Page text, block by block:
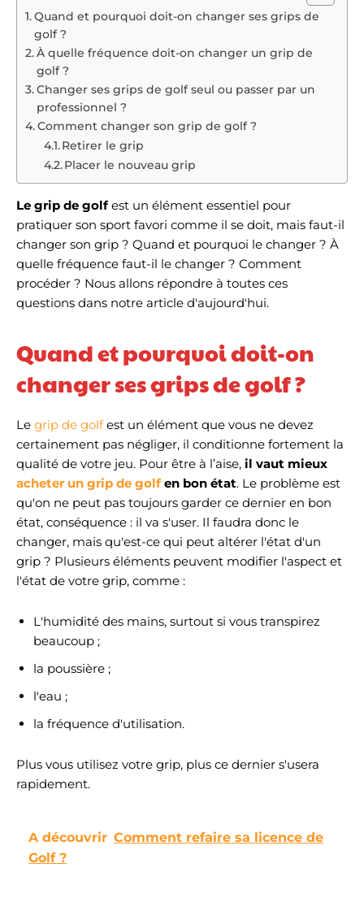
Quand et pourquoi doit-on changer ses grips de
golf ?
À quelle fréquence doit-on changer un grip de
golf ?
Changer ses grips de golf seul ou passer par un
professionnel ?
Comment changer son grip de golf ?
Retirer le grip
Placer le nouveau grip
Le grip de golfest un élément essentiel pour
pratiquer son sport favori comme il se doit, mais faut-il
changer son grip ? Quand et pourquoi le changer ? À
quelle fréquence faut-il le changer ? Comment
procéder ? Nous allons répondre à toutes ces
questions dans notre article d'aujourd'hui.
Quand et pourquoi doit-on
changer ses grips de golf ?
Le grip de golfest un élément que vous ne devez
certainement pas négliger, il conditionne fortement la
qualité de votre jeu. Pour être à l’aise, il vaut mieux
acheter un grip de golf en bon état. Le problème est
qu'on ne peut pas toujours garder ce dernier en bon
état, conséquence : il va s'user. Il faudra donc le
changer, mais qu'est-ce qui peut altérer l'état d'un
grip ? Plusieurs éléments peuvent modifier l'aspect et
l'état de votre grip, comme :
L'humidité des mains, surtout si vous transpirez
beaucoup ;
la poussière ;
l'eau ;
la fréquence d'utilisation.
Plus vous utilisez votre grip, plus ce dernier s'usera
rapidement.
A découvrir Comment refaire sa licence de
Golf ?